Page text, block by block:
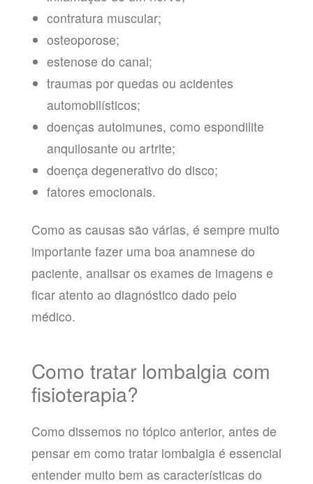
contratura muscular;
osteoporose;
estenose do canal;
traumas por quedas ou acidentes
automobilísticos;
doenças autoimunes, como espondilite
anquilosante ou artrite;
doença degenerativo do disco;
fatores emocionais.
Como as causas são várias, é sempre muito
importante fazer uma boa anamnese do
paciente, analisar os exames de imagens e
ficar atento ao diagnóstico dado pelo
médico.
Como tratar lombalgia com
fisioterapia?
Como dissemos no tópico anterior, antes de
pensar em como tratar lombalgia é essencial
entender muito bem as características do